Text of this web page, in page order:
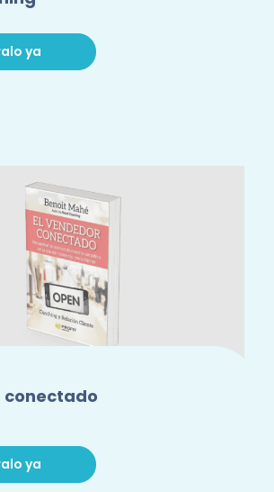
ya
conectado
ya